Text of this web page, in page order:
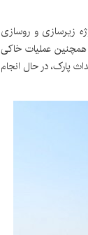
بیان داشت: ۳۶هزار مترمکعب پروژه زیرسازی و روسازی
سطح منطقه ۴ کرج انجام پذیرفته و همچنین عملیات خاکی
احداث پارک، در حال انجام